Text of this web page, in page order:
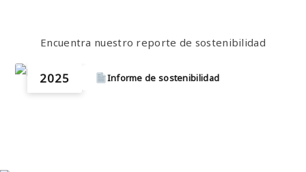
Encuentra nuestro reporte de sostenibilidad
2025 Informe de sostenibilidad